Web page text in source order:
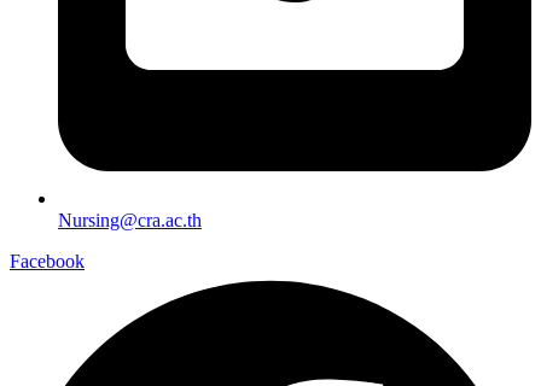
Nursing@cra.ac.th
Facebook